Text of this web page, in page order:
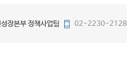
장본부 정책사업팀 02-2230-2128